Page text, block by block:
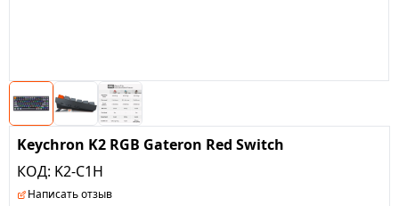
Keychron K2 RGB Gateron Red Switch
КОД: K2-C1H
Написать отзыв